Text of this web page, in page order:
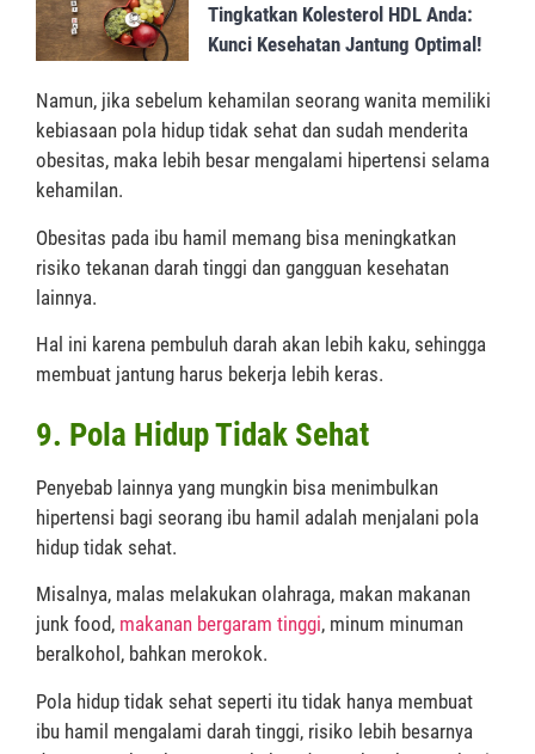
Tingkatkan Kolesterol HDL Anda:
Kunci Kesehatan Jantung Optimal!
Namun, jika sebelum kehamilan seorang wanita memiliki
kebiasaan pola hidup tidak sehat dan sudah menderita
obesitas, maka lebih besar mengalami hipertensi selama
kehamilan.
Obesitas pada ibu hamil memang bisa meningkatkan
risiko tekanan darah tinggi dan gangguan kesehatan
lainnya.
Hal ini karena pembuluh darah akan lebih kaku, sehingga
membuat jantung harus bekerja lebih keras.
9. Pola Hidup Tidak Sehat
Penyebab lainnya yang mungkin bisa menimbulkan
hipertensi bagi seorang ibu hamil adalah menjalani pola
hidup tidak sehat.
Misalnya, malas melakukan olahraga, makan makanan
junk food, makanan bergaram tinggi, minum minuman
beralkohol, bahkan merokok.
Pola hidup tidak sehat seperti itu tidak hanya membuat
ibu hamil mengalami darah tinggi, risiko lebih besarnya